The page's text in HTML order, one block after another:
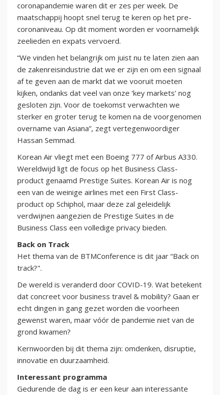
coronapandemie waren dit er zes per week. De
maatschappij hoopt snel terug te keren op het pre-
coronaniveau. Op dit moment worden er voornamelijk
zeelieden en expats vervoerd.
“We vinden het belangrijk om juist nu te laten zien aan
de zakenreisindustrie dat we er zijn en om een signaal
af te geven aan de markt dat we vooruit moeten
kijken, ondanks dat veel van onze ‘key markets’ nog
gesloten zijn. Voor de toekomst verwachten we
sterker en groter terug te komen na de voorgenomen
overname van Asiana”, zegt vertegenwoordiger
Hassan Semmad.
Korean Air vliegt met een Boeing 777 of Airbus A330.
Wereldwijd ligt de focus op het Business Class-
product genaamd Prestige Suites. Korean Air is nog
een van de weinige airlines met een First Class-
product op Schiphol, maar deze zal geleidelijk
verdwijnen aangezien de Prestige Suites in de
Business Class een volledige privacy bieden.
Back on Track
Het thema van de BTMConference is dit jaar “Back on
track?".
De wereld is veranderd door COVID-19. Wat betekent
dat concreet voor business travel & mobility? Gaan er
echt dingen in gang gezet worden die voorheen
gewenst waren, maar vóór de pandemie niet van de
grond kwamen?
Kernwoorden bij dit thema zijn: omdenken, disruptie,
innovatie en duurzaamheid.
Interessant programma
Gedurende de dag is er een keur aan interessante